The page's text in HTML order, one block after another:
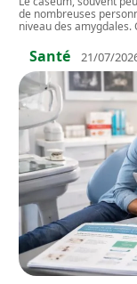
de nombreuses
niveau des amygdales.
Santé 21/07/